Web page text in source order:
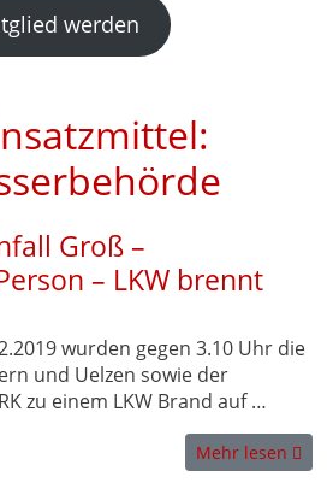
werden
Groß –
– LKW brennt
wurden gegen 3.10 Uhr die
und Uelzen sowie der
zu einem LKW Brand auf …
Mehr lesen